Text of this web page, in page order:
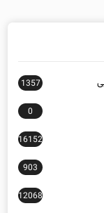
0
16152
903
12068
584